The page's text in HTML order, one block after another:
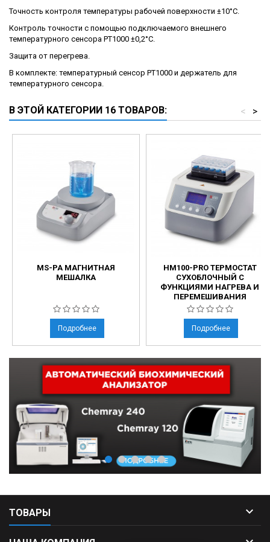
Точность контроля температуры рабочей поверхности ±10°С.
Контроль точности с помощью подключаемого внешнего
температурного сенсора РТ1000 ±0,2°С.
Защита от перегрева.
В комплекте: температурный сенсор РТ1000 и держатель для
температурного сенсора.
В ЭТОЙ КАТЕГОРИИ 16 ТОВАРОВ: >
<
MS-PA МАГНИТНАЯ
МЕШАЛКА
Подробнее
HM100-PRO ТЕРМОСТАТ
СУХОБЛОЧНЫЙ С
ФУНКЦИЯМИ НАГРЕВА И
ПЕРЕМЕШИВАНИЯ
Подробнее
ТОВАРЫ 